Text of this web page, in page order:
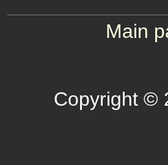
Main
Copyright ©